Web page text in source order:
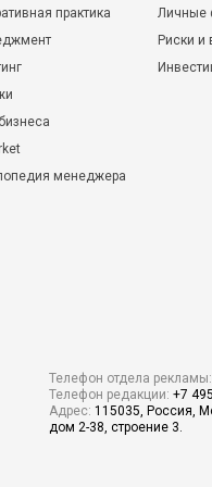
практика
менеджера
Личные
Риски и
Телефон отдела рекламы:
Телефон редакции: +7
Адрес: 115035, Россия,
дом 2-38, строение 3.